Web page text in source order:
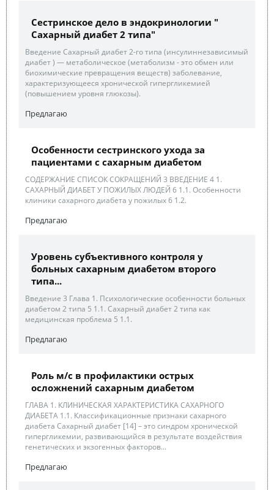
Сестринское дело в эндокринологии "
Сахарный диабет 2 типа"
Введение Сахарный диабет 2-го типа (инсулиннезависимый
диабет ) — метаболическое (метаболизм - это обмен или
биохимические превращения веществ) заболевание,
характеризующееся хронической гипергликемией
(повышением уровня глюкозы).
Предлагаю
Особенности сестринского ухода за
пациентами с сахарным диабетом
СОДЕРЖАНИЕ СПИСОК СОКРАЩЕНИЙ 3 ВВЕДЕНИЕ 4 1.
САХАРНЫЙ ДИАБЕТ У ПОЖИЛЫХ ЛЮДЕЙ 6 1.1. Особенности
клиники сахарного диабета у пожилых 6 1.2.
Предлагаю
Уровень субъективного контроля у
больных сахарным диабетом второго
типа...
Введение 3 Глава 1. Психологические особенности больных
диабетом 2 типа 5 1.1. Сахарный диабет 2 типа как
медицинская проблема 5 1.1.
Предлагаю
Роль м/с в профилактики острых
осложнений сахарным диабетом
ГЛАВА 1. КЛИНИЧЕСКАЯ ХАРАКТЕРИСТИКА САХАРНОГО
ДИАБЕТА 1.1. Классификационные признаки сахарного
диабета Сахарный диабет [14] – это синдром хронической
гипергликемии, развивающийся в результате воздействия
генетических и экзогенных факторов...
Предлагаю